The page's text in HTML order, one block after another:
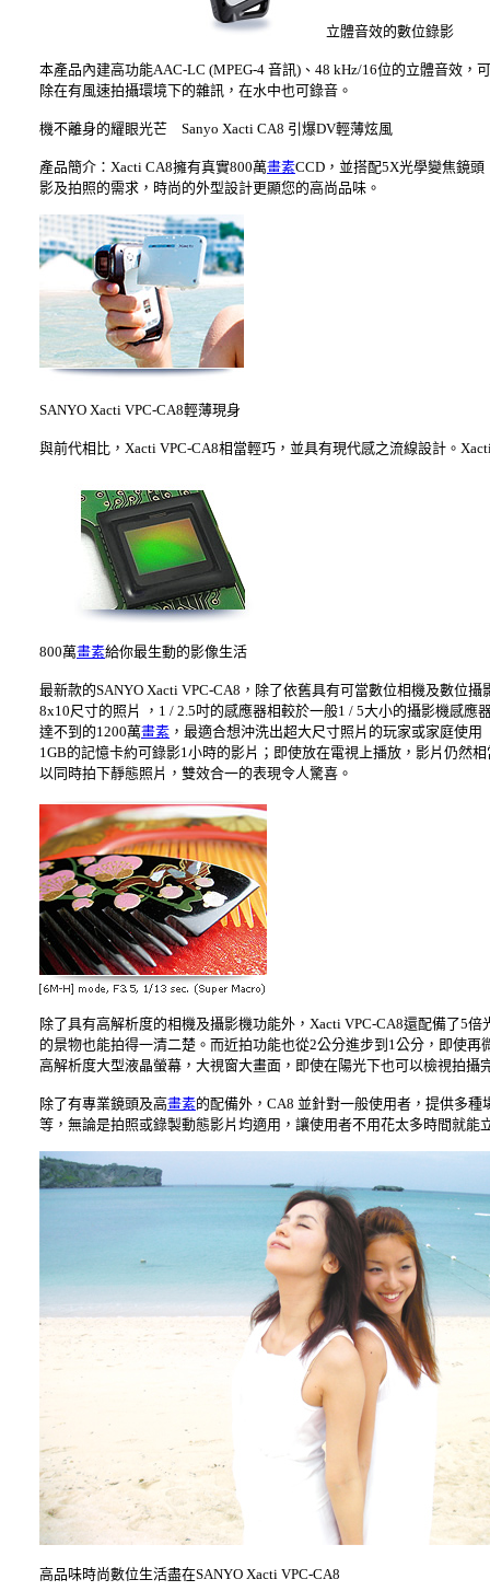
立體音效的數位錄影
本產品內建高功能AAC-LC (MPEG-4 音訊)、48 kHz/16位的立體音效
除在有風速拍攝環境下的雜訊，在水中也可錄音。
機不離身的耀眼光芒 Sanyo Xacti CA8 引爆DV輕薄炫風
產品簡介：Xacti CA8擁有真實800萬畫素CCD，並搭配5X光學變焦鏡
影及拍照的需求，時尚的外型設計更顯您的高尚品味。
SANYO Xacti VPC-CA8輕薄現身
與前代相比，Xacti VPC-CA8相當輕巧，並具有現代感之流線設計。
800萬畫素給你最生動的影像生活
最新款的SANYO Xacti VPC-CA8，除了依舊具有可當數位相機及數位
8x10尺寸的照片 ，1 / 2.5吋的感應器相較於一般1 / 5大小的攝影機感
達不到的1200萬畫素 ，最適合想沖洗出超大尺寸照片的玩家或家庭使
1GB的記憶卡約可錄影1小時的影片；即使放在電視上播放，影片仍然
以同時拍下靜態照片，雙效合一的表現令人驚喜。
除了具有高解析度的相機及攝影機功能外，Xacti VPC-CA8還配備了5
的景物也能拍得一清二楚。而近拍功能也從2公分進步到1公分，即使
高解析度大型液晶螢幕，大視窗大畫面，即使在陽光下也可以檢視拍攝
除了有專業鏡頭及高畫素的配備外，CA8 並針對一般使用者，提供多
等，無論是拍照或錄製動態影片均適用，讓使用者不用花太多時間就
高品味時尚數位生活盡在SANYO Xacti VPC-CA8